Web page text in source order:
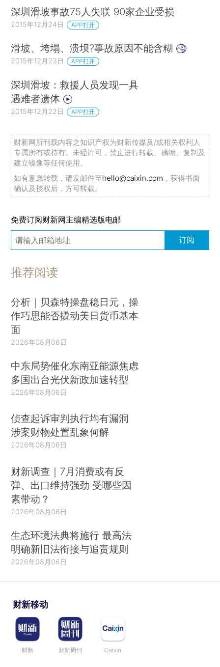
深圳滑坡事故75人失联 90家企业受损
2015年12月24日 APP打开
滑坡、垮塌、溃坝?事故原因不能含糊
2015年12月23日 APP打开
深圳滑坡：救援人员发现一具
遇难者遗体
2015年12月22日 APP打开
财新网所刊载内容之知识产权为财新传媒及/或相关权利人
专属所有或持有。未经许可，禁止进行转载、摘编、复制及
建立镜像等任何使用。
如有意愿转载，请发邮件至hello@caixin.com ，获得书面
确认及授权后，方可转载。
免费订阅财新网主编精选版电邮
订阅
推荐阅读
分析｜贝森特操盘稳日元，操
作巧思能否撬动美日货币基本
面
2026年08月06日
中东局势催化东南亚能源焦虑
多国出台光伏新政加速转型
2026年08月06日
侦查起诉审判执行均有漏洞
涉案财物处置乱象何解
2026年08月06日
财新调查｜7月消费或有反
弹、出口维持强劲 受哪些因
素带动？
2026年08月06日
生态环境法典将施行 最高法
明确新旧法衔接与追责规则
2026年08月06日
财新移动
财新 财新周刊 Caixin